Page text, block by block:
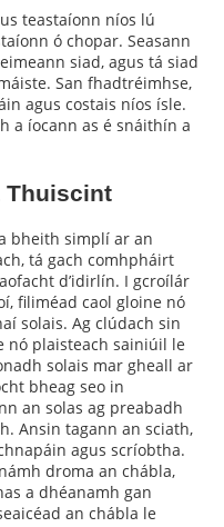
teastaíonn níos lú
ó chopar. Seasann
siad, agus tá siad
San fhadtréimhse,
agus costais níos ísle.
a íocann as é snáithín a
Thuiscint
bheith simplí ar an
tá gach comhpháirt
d’idirlín. I gcroílár
filiméad caol gloine nó
solais. Ag clúdach sin
nó plaisteach sainiúil le
solais mar gheall ar
bheag seo in
an solas ag preabadh
Ansin tagann an sciath,
agus scríobtha.
droma an chábla,
a dhéanamh gan
an chábla le